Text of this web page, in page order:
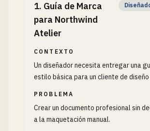
1. Guía de Marca
para Northwind
Atelier
CONTEXTO
Un diseñador necesita entregar una
estilo básica para un cliente de
PROBLEMA
Crear un documento profesional sin
a la maquetación manual.